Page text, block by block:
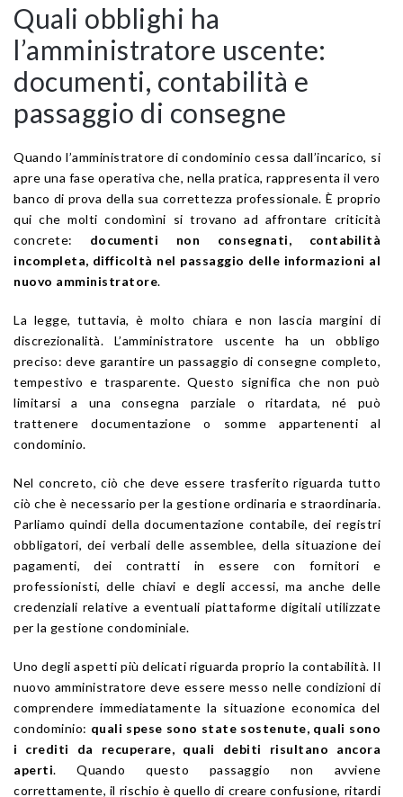
Quali obblighi ha
l’amministratore uscente:
documenti, contabilità e
passaggio di consegne
Quando l’amministratore di condominio cessa dall’incarico, si
apre una fase operativa che, nella pratica, rappresenta il vero
banco di prova della sua correttezza professionale. È proprio
qui che molti condomìni si trovano ad affrontare criticità
concrete: documenti non consegnati, contabilità
incompleta, difficoltà nel passaggio delle informazioni al
nuovo amministratore.
La legge, tuttavia, è molto chiara e non lascia margini di
discrezionalità. L’amministratore uscente ha un obbligo
preciso: deve garantire un passaggio di consegne completo,
tempestivo e trasparente. Questo significa che non può
limitarsi a una consegna parziale o ritardata, né può
trattenere documentazione o somme appartenenti al
condominio.
Nel concreto, ciò che deve essere trasferito riguarda tutto
ciò che è necessario per la gestione ordinaria e straordinaria.
Parliamo quindi della documentazione contabile, dei registri
obbligatori, dei verbali delle assemblee, della situazione dei
pagamenti, dei contratti in essere con fornitori e
professionisti, delle chiavi e degli accessi, ma anche delle
credenziali relative a eventuali piattaforme digitali utilizzate
per la gestione condominiale.
Uno degli aspetti più delicati riguarda proprio la contabilità. Il
nuovo amministratore deve essere messo nelle condizioni di
comprendere immediatamente la situazione economica del
condominio: quali spese sono state sostenute, quali sono
i crediti da recuperare, quali debiti risultano ancora
aperti. Quando questo passaggio non avviene
correttamente, il rischio è quello di creare confusione, ritardi